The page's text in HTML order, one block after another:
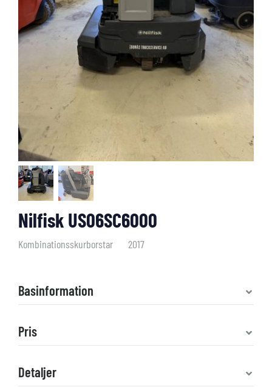
Nilfisk US06SC6000
Kombinationsskurborstar 2017
Basinformation
Pris
Detaljer